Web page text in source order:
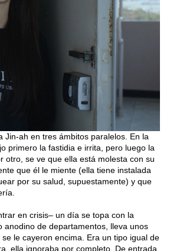
ah en tres ámbitos paralelos. En la
primero la fastidia e irrita, pero luego la
otro, se ve que ella está molesta con su
que él le miente (ella tiene instalada
por su salud, supuestamente) y que
en crisis– un día se topa con la
anodino de departamentos, lleva unos
le cayeron encima. Era un tipo igual de
ella ignoraba por completo. De entrada